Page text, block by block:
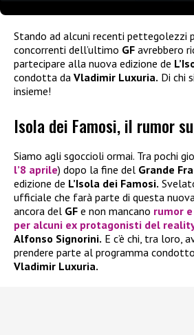
Stando ad alcuni recenti pettegolezzi
concorrenti dell’ultimo GF avrebbero
partecipare alla nuova edizione de
condotta da Vladimir Luxuria. Di chi
insieme!
Isola dei Famosi, il rumor
Siamo agli sgoccioli ormai. Tra pochi
l’8 aprile) dopo la fine del Grande
edizione de L’Isola dei Famosi.
ufficiale che farà parte di questa
ancora del GF e non mancano rumor
per alcuni ex protagonisti del
Alfonso Signorini. E c’è chi, tra loro,
prendere parte al programma
Vladimir Luxuria.